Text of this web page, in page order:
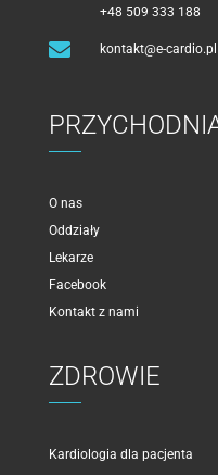
+48 509 333 188
 kontakt@e-cardio.pl
O nas
Oddziały
Lekarze
Facebook
Kontakt z nami
ZDROWIE
Kardiologia dla pacjenta